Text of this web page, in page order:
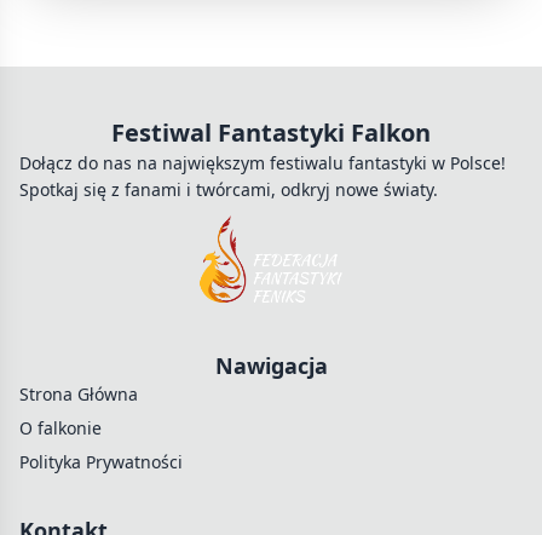
Festiwal Fantastyki Falkon
Dołącz do nas na największym festiwalu fantastyki w Polsce!
Spotkaj się z fanami i twórcami, odkryj nowe światy.
Nawigacja
Strona Główna
O falkonie
Polityka Prywatności